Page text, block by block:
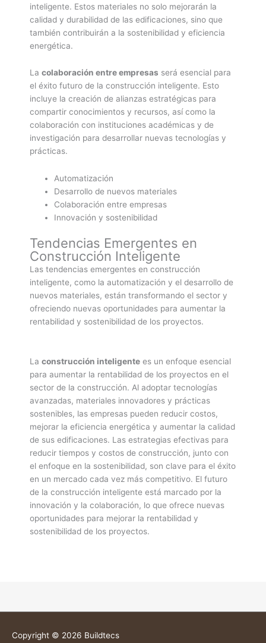
inteligente. Estos materiales no solo mejorarán la
calidad y durabilidad de las edificaciones, sino que
también contribuirán a la sostenibilidad y eficiencia
energética.
La colaboración entre empresas será esencial para
el éxito futuro de la construcción inteligente. Esto
incluye la creación de alianzas estratégicas para
compartir conocimientos y recursos, así como la
colaboración con instituciones académicas y de
investigación para desarrollar nuevas tecnologías y
prácticas.
Automatización
Desarrollo de nuevos materiales
Colaboración entre empresas
Innovación y sostenibilidad
Tendencias Emergentes en
Construcción Inteligente
Las tendencias emergentes en construcción
inteligente, como la automatización y el desarrollo de
nuevos materiales, están transformando el sector y
ofreciendo nuevas oportunidades para aumentar la
rentabilidad y sostenibilidad de los proyectos.
La construcción inteligente es un enfoque esencial
para aumentar la rentabilidad de los proyectos en el
sector de la construcción. Al adoptar tecnologías
avanzadas, materiales innovadores y prácticas
sostenibles, las empresas pueden reducir costos,
mejorar la eficiencia energética y aumentar la calidad
de sus edificaciones. Las estrategias efectivas para
reducir tiempos y costos de construcción, junto con
el enfoque en la sostenibilidad, son clave para el éxito
en un mercado cada vez más competitivo. El futuro
de la construcción inteligente está marcado por la
innovación y la colaboración, lo que ofrece nuevas
oportunidades para mejorar la rentabilidad y
sostenibilidad de los proyectos.
Copyright © 2026 Buildtecs